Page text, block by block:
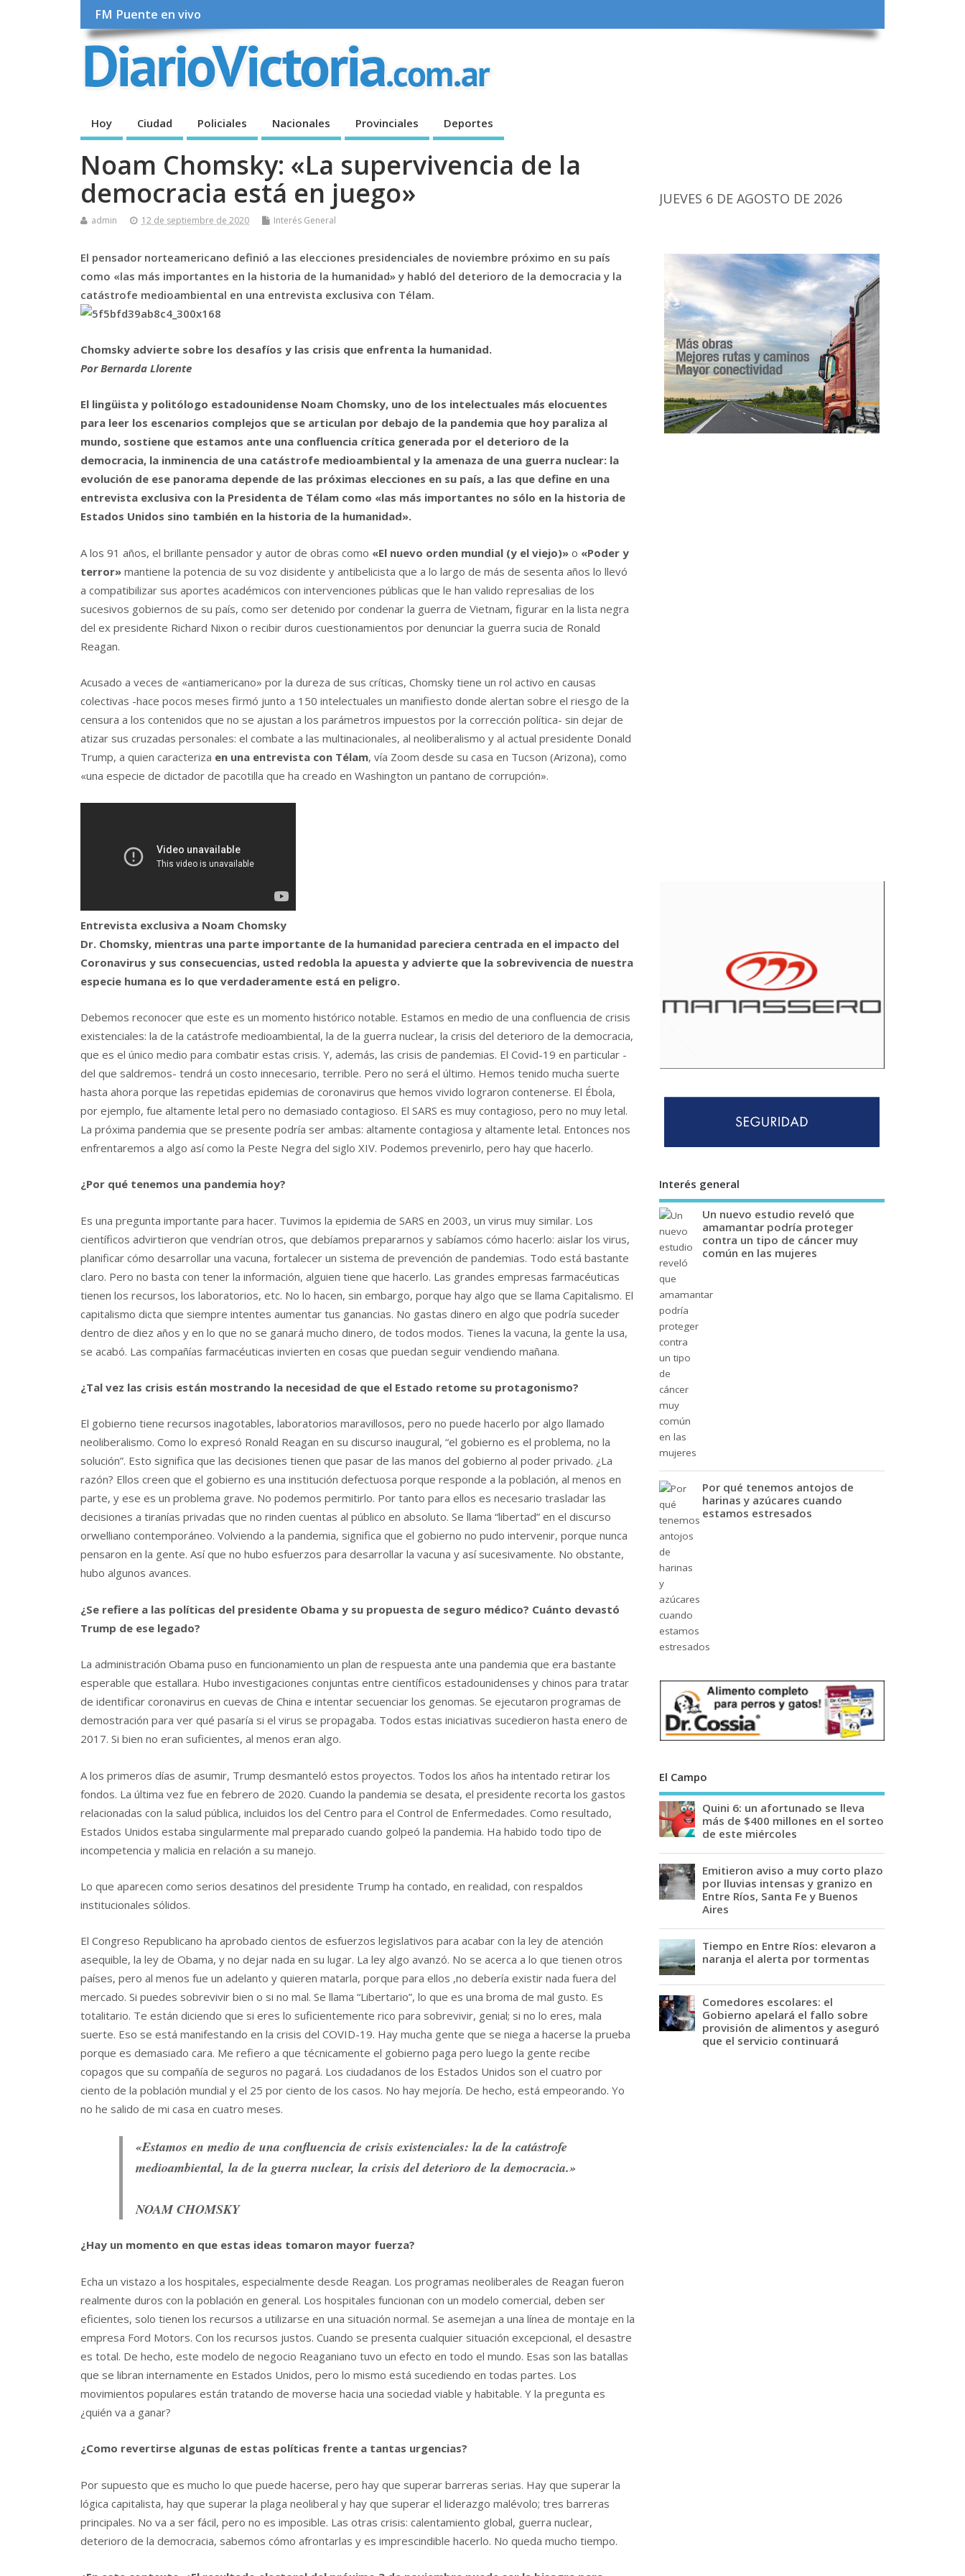
FM Puente en vivo
Hoy Ciudad Policiales Nacionales Provinciales Deportes
Noam Chomsky: «La supervivencia de la
democracia está en juego»
admin 12 de septiembre de 2020 Interés General
El pensador norteamericano definió a las elecciones presidenciales de noviembre próximo en su país
como «las más importantes en la historia de la humanidad» y habló del deterioro de la democracia y la
catástrofe medioambiental en una entrevista exclusiva con Télam.
Chomsky advierte sobre los desafíos y las crisis que enfrenta la humanidad.
Por Bernarda Llorente
El lingüista y politólogo estadounidense Noam Chomsky, uno de los intelectuales más elocuentes
para leer los escenarios complejos que se articulan por debajo de la pandemia que hoy paraliza al
mundo, sostiene que estamos ante una confluencia crítica generada por el deterioro de la
democracia, la inminencia de una catástrofe medioambiental y la amenaza de una guerra nuclear: la
evolución de ese panorama depende de las próximas elecciones en su país, a las que define en una
entrevista exclusiva con la Presidenta de Télam como «las más importantes no sólo en la historia de
Estados Unidos sino también en la historia de la humanidad».
A los 91 años, el brillante pensador y autor de obras como «El nuevo orden mundial (y el viejo)» o «Poder y
terror» mantiene la potencia de su voz disidente y antibelicista que a lo largo de más de sesenta años lo llevó
a compatibilizar sus aportes académicos con intervenciones públicas que le han valido represalias de los
sucesivos gobiernos de su país, como ser detenido por condenar la guerra de Vietnam, figurar en la lista negra
del ex presidente Richard Nixon o recibir duros cuestionamientos por denunciar la guerra sucia de Ronald
Reagan.
Acusado a veces de «antiamericano» por la dureza de sus críticas, Chomsky tiene un rol activo en causas
colectivas -hace pocos meses firmó junto a 150 intelectuales un manifiesto donde alertan sobre el riesgo de la
censura a los contenidos que no se ajustan a los parámetros impuestos por la corrección política- sin dejar de
atizar sus cruzadas personales: el combate a las multinacionales, al neoliberalismo y al actual presidente Donald
Trump, a quien caracteriza en una entrevista con Télam, vía Zoom desde su casa en Tucson (Arizona), como
«una especie de dictador de pacotilla que ha creado en Washington un pantano de corrupción».
Entrevista exclusiva a Noam Chomsky
Dr. Chomsky, mientras una parte importante de la humanidad pareciera centrada en el impacto del
Coronavirus y sus consecuencias, usted redobla la apuesta y advierte que la sobrevivencia de nuestra
especie humana es lo que verdaderamente está en peligro.
Debemos reconocer que este es un momento histórico notable. Estamos en medio de una confluencia de crisis
existenciales: la de la catástrofe medioambiental, la de la guerra nuclear, la crisis del deterioro de la democracia,
que es el único medio para combatir estas crisis. Y, además, las crisis de pandemias. El Covid-19 en particular -
del que saldremos- tendrá un costo innecesario, terrible. Pero no será el último. Hemos tenido mucha suerte
hasta ahora porque las repetidas epidemias de coronavirus que hemos vivido lograron contenerse. El Ébola,
por ejemplo, fue altamente letal pero no demasiado contagioso. El SARS es muy contagioso, pero no muy letal.
La próxima pandemia que se presente podría ser ambas: altamente contagiosa y altamente letal. Entonces nos
enfrentaremos a algo así como la Peste Negra del siglo XIV. Podemos prevenirlo, pero hay que hacerlo.
¿Por qué tenemos una pandemia hoy?
Es una pregunta importante para hacer. Tuvimos la epidemia de SARS en 2003, un virus muy similar. Los
científicos advirtieron que vendrían otros, que debíamos prepararnos y sabíamos cómo hacerlo: aislar los virus,
planificar cómo desarrollar una vacuna, fortalecer un sistema de prevención de pandemias. Todo está bastante
claro. Pero no basta con tener la información, alguien tiene que hacerlo. Las grandes empresas farmacéuticas
tienen los recursos, los laboratorios, etc. No lo hacen, sin embargo, porque hay algo que se llama Capitalismo. El
capitalismo dicta que siempre intentes aumentar tus ganancias. No gastas dinero en algo que podría suceder
dentro de diez años y en lo que no se ganará mucho dinero, de todos modos. Tienes la vacuna, la gente la usa,
se acabó. Las compañías farmacéuticas invierten en cosas que puedan seguir vendiendo mañana.
¿Tal vez las crisis están mostrando la necesidad de que el Estado retome su protagonismo?
El gobierno tiene recursos inagotables, laboratorios maravillosos, pero no puede hacerlo por algo llamado
neoliberalismo. Como lo expresó Ronald Reagan en su discurso inaugural, “el gobierno es el problema, no la
solución”. Esto significa que las decisiones tienen que pasar de las manos del gobierno al poder privado. ¿La
razón? Ellos creen que el gobierno es una institución defectuosa porque responde a la población, al menos en
parte, y ese es un problema grave. No podemos permitirlo. Por tanto para ellos es necesario trasladar las
decisiones a tiranías privadas que no rinden cuentas al público en absoluto. Se llama “libertad” en el discurso
orwelliano contemporáneo. Volviendo a la pandemia, significa que el gobierno no pudo intervenir, porque nunca
pensaron en la gente. Así que no hubo esfuerzos para desarrollar la vacuna y así sucesivamente. No obstante,
hubo algunos avances.
¿Se refiere a las políticas del presidente Obama y su propuesta de seguro médico? Cuánto devastó
Trump de ese legado?
La administración Obama puso en funcionamiento un plan de respuesta ante una pandemia que era bastante
esperable que estallara. Hubo investigaciones conjuntas entre científicos estadounidenses y chinos para tratar
de identificar coronavirus en cuevas de China e intentar secuenciar los genomas. Se ejecutaron programas de
demostración para ver qué pasaría si el virus se propagaba. Todos estas iniciativas sucedieron hasta enero de
2017. Si bien no eran suficientes, al menos eran algo.
A los primeros días de asumir, Trump desmanteló estos proyectos. Todos los años ha intentado retirar los
fondos. La última vez fue en febrero de 2020. Cuando la pandemia se desata, el presidente recorta los gastos
relacionadas con la salud pública, incluidos los del Centro para el Control de Enfermedades. Como resultado,
Estados Unidos estaba singularmente mal preparado cuando golpeó la pandemia. Ha habido todo tipo de
incompetencia y malicia en relación a su manejo.
Lo que aparecen como serios desatinos del presidente Trump ha contado, en realidad, con respaldos
institucionales sólidos.
El Congreso Republicano ha aprobado cientos de esfuerzos legislativos para acabar con la ley de atención
asequible, la ley de Obama, y no dejar nada en su lugar. La ley algo avanzó. No se acerca a lo que tienen otros
países, pero al menos fue un adelanto y quieren matarla, porque para ellos ,no debería existir nada fuera del
mercado. Si puedes sobrevivir bien o si no mal. Se llama “Libertario”, lo que es una broma de mal gusto. Es
totalitario. Te están diciendo que si eres lo suficientemente rico para sobrevivir, genial; si no lo eres, mala
suerte. Eso se está manifestando en la crisis del COVID-19. Hay mucha gente que se niega a hacerse la prueba
porque es demasiado cara. Me refiero a que técnicamente el gobierno paga pero luego la gente recibe
copagos que su compañía de seguros no pagará. Los ciudadanos de los Estados Unidos son el cuatro por
ciento de la población mundial y el 25 por ciento de los casos. No hay mejoría. De hecho, está empeorando. Yo
no he salido de mi casa en cuatro meses.
«Estamos en medio de una confluencia de crisis existenciales: la de la catástrofe
medioambiental, la de la guerra nuclear, la crisis del deterioro de la democracia.»
NOAM CHOMSKY
¿Hay un momento en que estas ideas tomaron mayor fuerza?
Echa un vistazo a los hospitales, especialmente desde Reagan. Los programas neoliberales de Reagan fueron
realmente duros con la población en general. Los hospitales funcionan con un modelo comercial, deben ser
eficientes, solo tienen los recursos a utilizarse en una situación normal. Se asemejan a una línea de montaje en la
empresa Ford Motors. Con los recursos justos. Cuando se presenta cualquier situación excepcional, el desastre
es total. De hecho, este modelo de negocio Reaganiano tuvo un efecto en todo el mundo. Esas son las batallas
que se libran internamente en Estados Unidos, pero lo mismo está sucediendo en todas partes. Los
movimientos populares están tratando de moverse hacia una sociedad viable y habitable. Y la pregunta es
¿quién va a ganar?
¿Como revertirse algunas de estas políticas frente a tantas urgencias?
Por supuesto que es mucho lo que puede hacerse, pero hay que superar barreras serias. Hay que superar la
lógica capitalista, hay que superar la plaga neoliberal y hay que superar el liderazgo malévolo; tres barreras
principales. No va a ser fácil, pero no es imposible. Las otras crisis: calentamiento global, guerra nuclear,
deterioro de la democracia, sabemos cómo afrontarlas y es imprescindible hacerlo. No queda mucho tiempo.
JUEVES 6 DE AGOSTO DE 2026
Interés general
Un nuevo estudio reveló que
amamantar podría proteger
contra un tipo de cáncer muy
común en las mujeres
Por qué tenemos antojos de
harinas y azúcares cuando
estamos estresados
El Campo
Quini 6: un afortunado se lleva
más de $400 millones en el sorteo
de este miércoles
Emitieron aviso a muy corto plazo
por lluvias intensas y granizo en
Entre Ríos, Santa Fe y Buenos
Aires
Tiempo en Entre Ríos: elevaron a
naranja el alerta por tormentas
Comedores escolares: el
Gobierno apelará el fallo sobre
provisión de alimentos y aseguró
que el servicio continuará